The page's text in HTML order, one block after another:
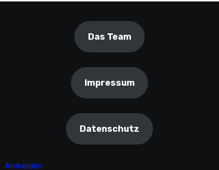
Das Team
Impressum
Datenschutz
Anmelden